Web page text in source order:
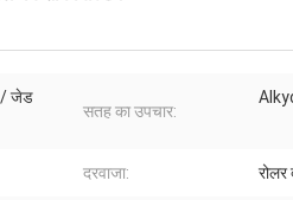
/ जेड
सतह का उपचार:
दरवाजा: रोलर